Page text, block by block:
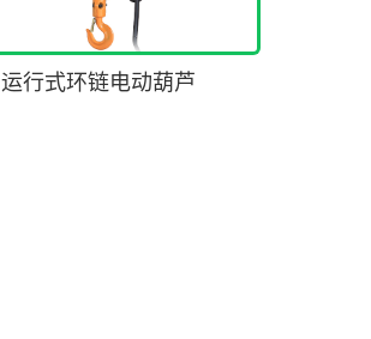
运行式环链电动葫芦